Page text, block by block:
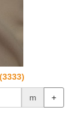
m +